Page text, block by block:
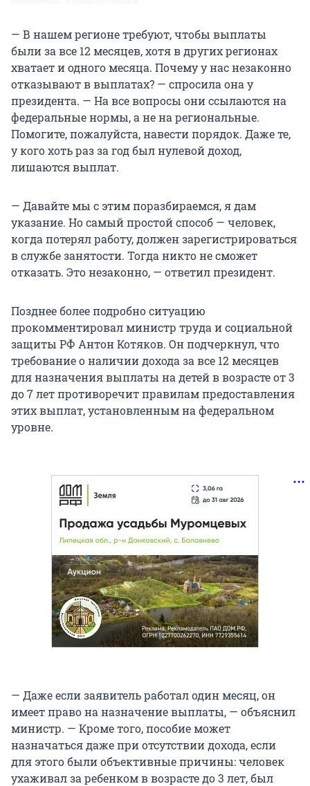
— В нашем регионе требуют, чтобы выплаты
были за все 12 месяцев, хотя в других регионах
хватает и одного месяца. Почему у нас незаконно
отказывают в выплатах? — спросила она у
президента. — На все вопросы они ссылаются на
федеральные нормы, а не на региональные.
Помогите, пожалуйста, навести порядок. Даже те,
у кого хоть раз за год был нулевой доход,
лишаются выплат.
— Давайте мы с этим поразбираемся, я дам
указание. Но самый простой способ — человек,
когда потерял работу, должен зарегистрироваться
в службе занятости. Тогда никто не сможет
отказать. Это незаконно, — ответил президент.
Позднее более подробно ситуацию
прокомментировал министр труда и социальной
защиты РФ Антон Котяков. Он подчеркнул, что
требование о наличии дохода за все 12 месяцев
для назначения выплаты на детей в возрасте от 3
до 7 лет противоречит правилам предоставления
этих выплат, установленным на федеральном
уровне.
— Даже если заявитель работал один месяц, он
имеет право на назначение выплаты, — объяснил
министр. — Кроме того, пособие может
назначаться даже при отсутствии дохода, если
для этого были объективные причины: человек
ухаживал за ребенком в возрасте до 3 лет, был